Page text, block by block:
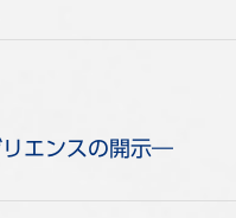
リエンスの開示―